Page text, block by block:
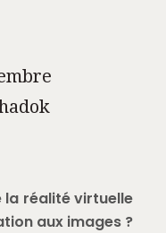
la réalité virtuelle
aux images ?